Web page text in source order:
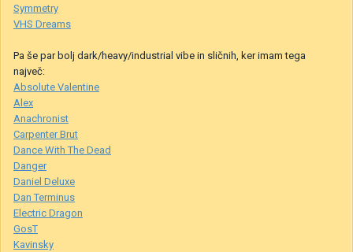
Symmetry
VHS Dreams
Pa še par bolj dark/heavy/industrial vibe in sličnih, ker imam tega
največ:
Absolute Valentine
Alex
Anachronist
Carpenter Brut
Dance With The Dead
Danger
Daniel Deluxe
Dan Terminus
Electric Dragon
GosT
Kavinsky